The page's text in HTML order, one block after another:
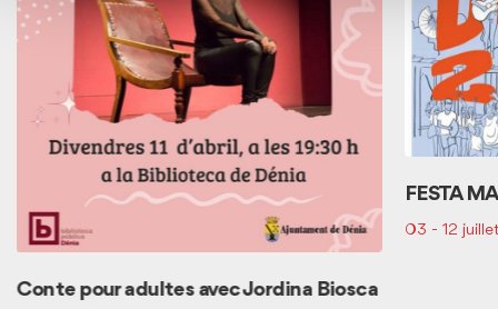
Conte pour adultes avec Jordina Biosca
FESTA
03 - 12